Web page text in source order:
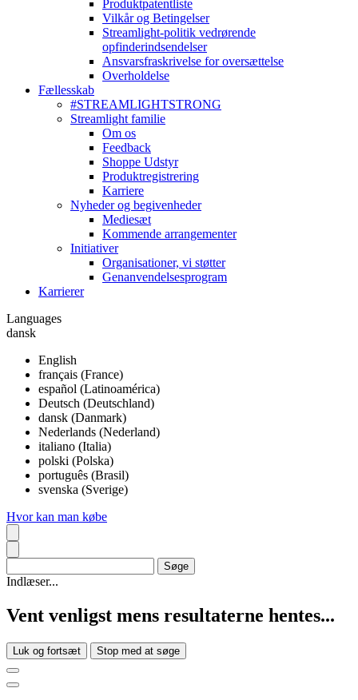
Produktpatentliste
Vilkår og Betingelser
Streamlight-politik vedrørende
opfinderindsendelser
Ansvarsfraskrivelse for oversættelse
Overholdelse
Fællesskab
#STREAMLIGHTSTRONG
Streamlight familie
Om os
Feedback
Shoppe Udstyr
Produktregistrering
Karriere
Nyheder og begivenheder
Mediesæt
Kommende arrangementer
Initiativer
Organisationer, vi støtter
Genanvendelsesprogram
Karrierer
Languages
dansk
English
français (France)
español (Latinoamérica)
Deutsch (Deutschland)
dansk (Danmark)
Nederlands (Nederland)
italiano (Italia)
polski (Polska)
português (Brasil)
svenska (Sverige)
Hvor kan man købe
Indlæser...
Vent venligst mens resultaterne hentes...
Luk og fortsæt Stop med at søge